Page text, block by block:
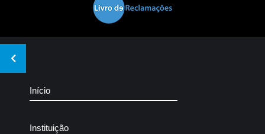
Início
Instituição